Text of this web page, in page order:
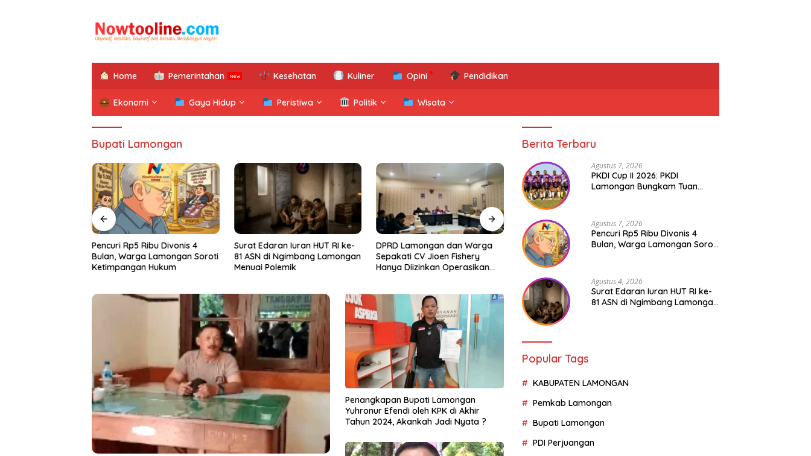
Home Pemerintahan Kesehatan Kuliner Opini Pendidikan
Ekonomi Gaya Hidup Peristiwa Politik Wisata
Bupati Lamongan
Pencuri Rp5 Ribu Divonis 4
Bulan, Warga Lamongan Soroti
Ketimpangan Hukum
Surat Edaran Iuran HUT RI ke-
81 ASN di Ngimbang Lamongan
Menuai Polemik
DPRD Lamongan dan Warga
Sepakati CV Jioen Fishery
Hanya Diizinkan Operasikan
Meneladani KH Ahmad Dahlan,
Warisan Pembaruan
Pendidikan dan Kepedulian
Sosial bagi Generasi Muda
Meneladani Tan Malaka: Saat
Penangkapan Bupati Lamongan
Yuhronur Efendi oleh KPK di Akhir
Tahun 2024, Akankah Jadi Nyata ?
Berita Terbaru
Agustus 7, 2026
PKDI Cup II 2026: PKDI
Lamongan Bungkam Tuan
Agustus 7, 2026
Pencuri Rp5 Ribu Divonis 4
Bulan, Warga Lamongan Soroti
Agustus 4, 2026
Surat Edaran Iuran HUT RI ke-
81 ASN di Ngimbang Lamongan
Popular Tags
KABUPATEN LAMONGAN
Pemkab Lamongan
Bupati Lamongan
PDI Perjuangan